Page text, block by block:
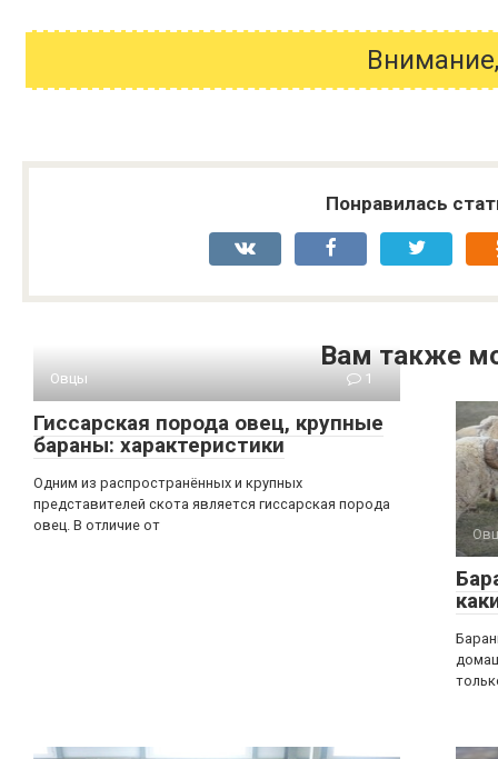
Понравилась
Вам также
Овцы 1
Гиссарская порода овец, крупные
бараны: характеристики
Одним из распространённых и крупных
представителей скота является гиссарская порода
овец. В отличие от